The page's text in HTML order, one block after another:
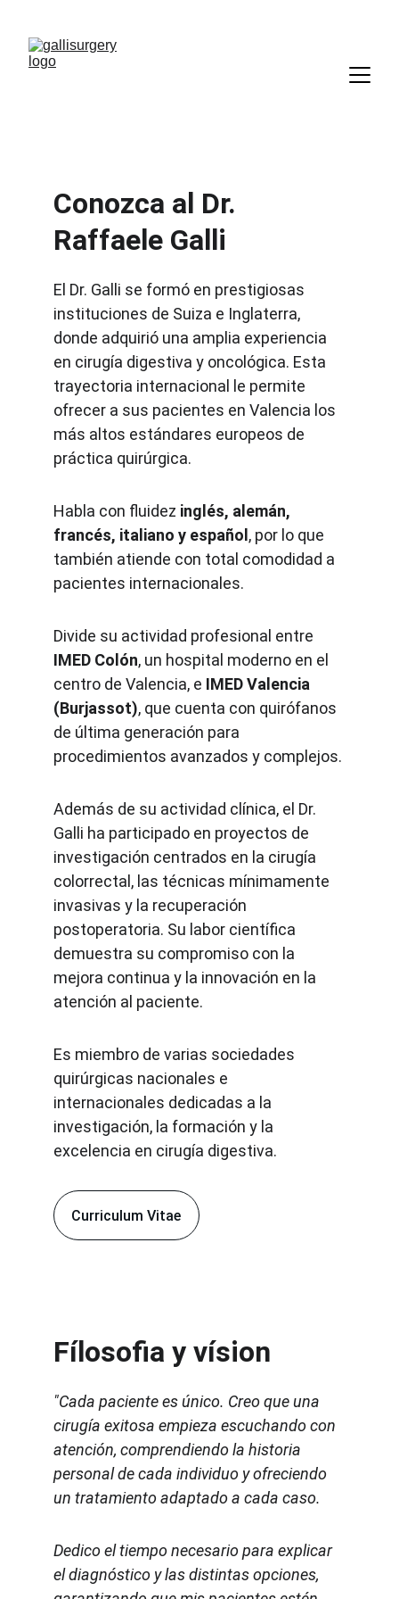
Conozca al Dr.
Raffaele Galli
El Dr. Galli se formó en prestigiosas
instituciones de Suiza e Inglaterra,
donde adquirió una amplia experiencia
en cirugía digestiva y oncológica. Esta
trayectoria internacional le permite
ofrecer a sus pacientes en Valencia los
más altos estándares europeos de
práctica quirúrgica.
Habla con fluidez inglés, alemán,
francés, italiano y español , por lo que
también atiende con total comodidad a
pacientes internacionales.
Divide su actividad profesional entre
IMED Colón, un hospital moderno en el
centro de Valencia, e IMED Valencia
(Burjassot), que cuenta con quirófanos
de última generación para
procedimientos avanzados y complejos.
Además de su actividad clínica, el Dr.
Galli ha participado en proyectos de
investigación centrados en la cirugía
colorrectal, las técnicas mínimamente
invasivas y la recuperación
postoperatoria. Su labor científica
demuestra su compromiso con la
mejora continua y la innovación en la
atención al paciente.
Es miembro de varias sociedades
quirúrgicas nacionales e
internacionales dedicadas a la
investigación, la formación y la
excelencia en cirugía digestiva.
Curriculum Vitae
Fílosofia y vísion
"Cada paciente es único. Creo que una
cirugía exitosa empieza escuchando con
atención, comprendiendo la historia
personal de cada individuo y ofreciendo
un tratamiento adaptado a cada caso.
Dedico el tiempo necesario para explicar
el diagnóstico y las distintas opciones,